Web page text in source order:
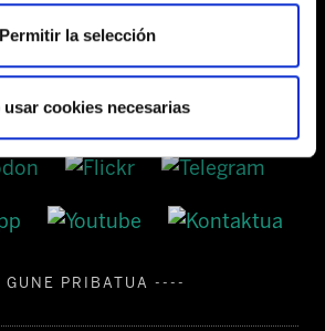
Permitir la selección
usar cookies necesarias
SEDES
PRIBATUA ----